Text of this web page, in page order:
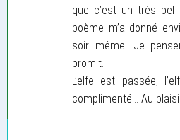
que c’est un très
poème m’a donné
soir même. Je
promit.
L’elfe est passée,
complimenté... Au